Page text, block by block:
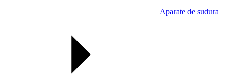
Aparate de sudura